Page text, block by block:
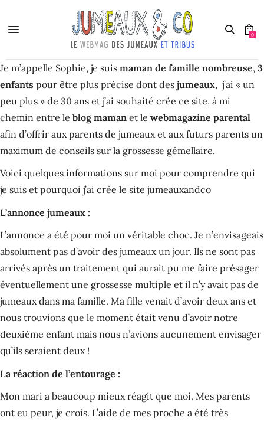
0
Je m’appelle Sophie, je suis maman de famille nombreuse, 3
enfants pour être plus précise dont des jumeaux, j’ai « un
peu plus » de 30 ans et j’ai souhaité crée ce site, à mi
chemin entre le blog maman et le webmagazine parental
afin d’offrir aux parents de jumeaux et aux futurs parents un
maximum de conseils sur la grossesse gémellaire.
Voici quelques informations sur moi pour comprendre qui
je suis et pourquoi j’ai crée le site jumeauxandco
L’annonce jumeaux :
L’annonce a été pour moi un véritable choc. Je n’envisageais
absolument pas d’avoir des jumeaux un jour. Ils ne sont pas
arrivés après un traitement qui aurait pu me faire présager
éventuellement une grossesse multiple et il n’y avait pas de
jumeaux dans ma famille. Ma fille venait d’avoir deux ans et
nous trouvions que le moment était venu d’avoir notre
deuxième enfant mais nous n’avions aucunement envisager
qu’ils seraient deux !
La réaction de l’entourage :
Mon mari a beaucoup mieux réagit que moi. Mes parents
ont eu peur, je crois. L’aide de mes proche a été très